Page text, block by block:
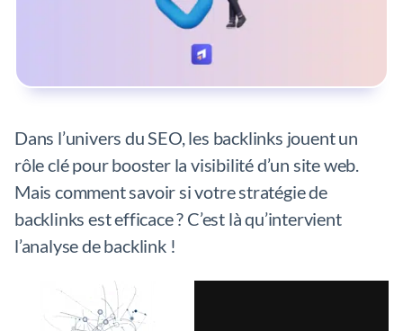
Dans l’univers du SEO, les backlinks jouent un
rôle clé pour booster la visibilité d’un site web.
Mais comment savoir si votre stratégie de
backlinks est efficace ? C’est là qu’intervient
l’analyse de backlink !